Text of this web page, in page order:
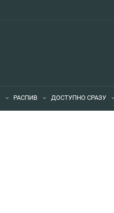
РАСПИВ ДОСТУПНО СРАЗУ